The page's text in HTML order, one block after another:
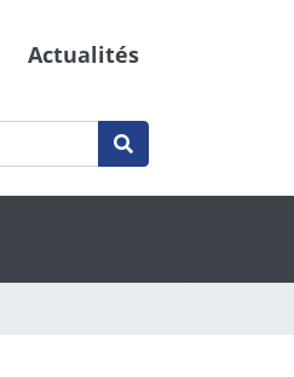
Actualités